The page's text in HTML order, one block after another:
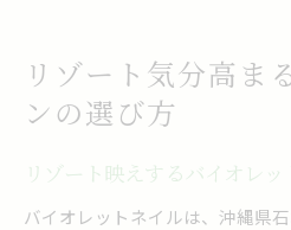
リゾート気分高ま
ンの選び方
リゾート映えするバイオレ
バイオレットネイルは、沖縄県